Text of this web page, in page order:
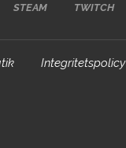
STEAM TWITCH
Integritetspolicy